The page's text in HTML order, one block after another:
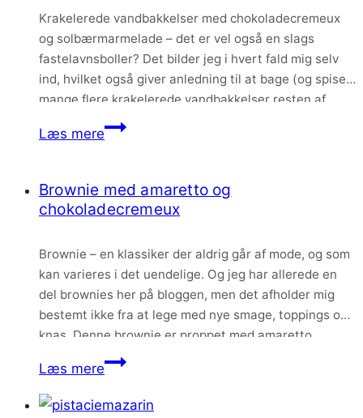
Krakelerede vandbakkelser med chokoladecremeux
og solbærmarmelade – det er vel også en slags
fastelavnsboller? Det bilder jeg i hvert fald mig selv
ind, hvilket også giver anledning til at bage (og spise)
mange flere krakelerede vandbakkelser resten af
februar. Krakelerede vandbakkelser er slet ikke så
kompliceret som det lyder – det er egentlig bare en…
Læs mereKrakelerede
chokoladecremeux
og
–
choux
aux
craquelin
Brownie med amaretto og
chokoladecremeux
Brownie – en klassiker der aldrig går af mode, og som
kan varieres i det uendelige. Og jeg har allerede en
del brownies her på bloggen, men det afholder mig
bestemt ikke fra at lege med nye smage, toppings og
knas. Denne brownie er proppet med amaretto,
ristede mandler og toppet med den lækreste bløde…
Læs mereBrownie
amaretto